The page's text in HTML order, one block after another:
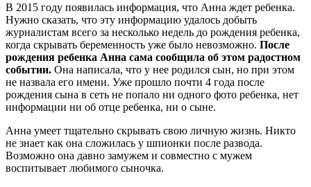
В 2015 году появилась информация, что Анна ждет ребенка.
Нужно сказать, что эту информацию удалось добыть
журналистам всего за несколько недель до рождения ребенка,
когда скрывать беременность уже было невозможно. После
рождения ребенка Анна сама сообщила об этом радостном
событии. Она написала, что у нее родился сын, но при этом
не назвала его имени. Уже прошло почти 4 года после
рождения сына в сеть не попало ни одного фото ребенка, нет
информации ни об отце ребенка, ни о сыне.
Анна умеет тщательно скрывать свою личную жизнь. Никто
не знает как она сложилась у шпионки после развода.
Возможно она давно замужем и совместно с мужем
воспитывает любимого сыночка.